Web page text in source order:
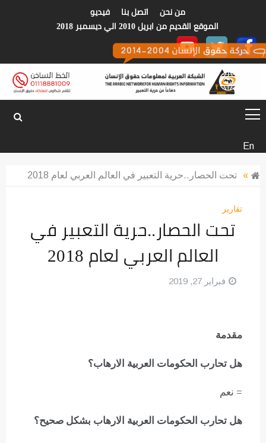
من نحن اتصل بنا
فيديو
الموقع القديم من ابريل 2010 الي ديسمبر 2018
لمعلومات حقوق
En
» تحت الحصار..حرية التعبير في العالم العربي لعام 2018
تقارير
تحت الحصار..حرية التعبير في
العالم العربي لعام 2018
فبراير 27, 2019
مقدمة
هل تحارب الحكومات العربية الارهاب؟
= نعم
هل تحارب الحكومات العربية الارهاب بشكل صحيح؟